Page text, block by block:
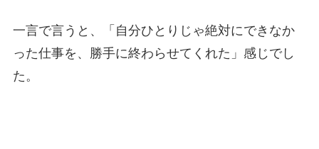
一言で言うと、「自分ひとりじゃ絶対にできなか
った仕事を、勝手に終わらせてくれた」感じでし
た。